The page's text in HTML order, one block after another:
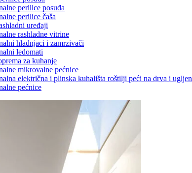
perilice posuđa
perilice čaša
uređaji
rashladne vitrine
hladnjaci i zamrzivači
ledomati
za kuhanje
mikrovalne pećnice
električna i plinska kuhališta roštilji peći na drva i ugljen
pećnice